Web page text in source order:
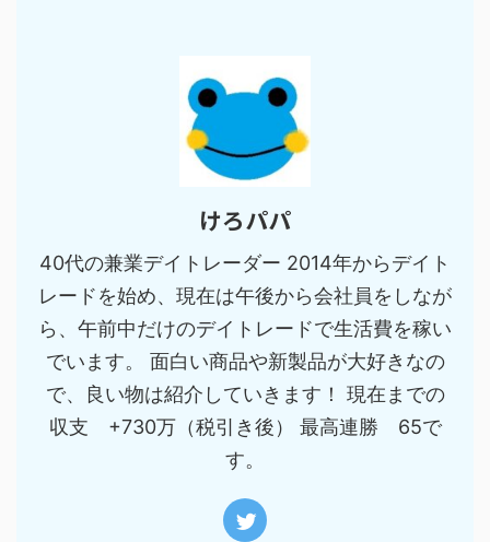
けろパパ
40代の兼業デイトレーダー 2014年からデイト
レードを始め、現在は午後から会社員をしなが
ら、午前中だけのデイトレードで生活費を稼い
でいます。 面白い商品や新製品が大好きなの
で、良い物は紹介していきます！ 現在までの
収支 +730万（税引き後） 最高連勝 65で
す。